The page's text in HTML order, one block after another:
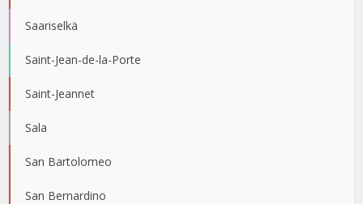
Saariselkä
Saint-Jean-de-la-Porte
Saint-Jeannet
Sala
San Bartolomeo
San Bernardino